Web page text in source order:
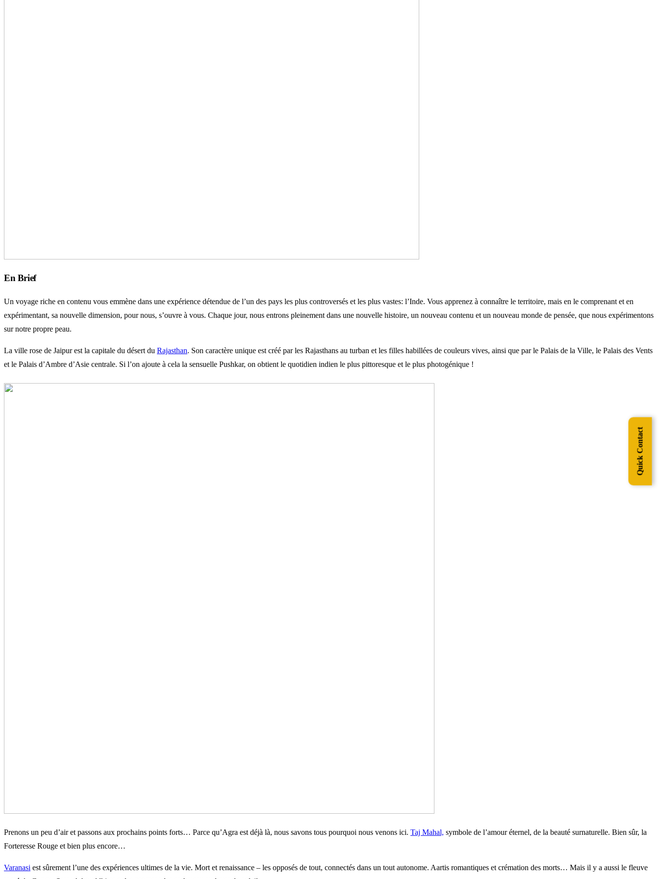
En Brief
Un voyage riche en contenu vous emmène dans une expérience détendue de l’un des pays les plus controversés et les plus vastes: l’Inde. Vous apprenez à connaître le territoire, mais en le comprenant et en
expérimentant, sa nouvelle dimension, pour nous, s’ouvre à vous. Chaque jour, nous entrons pleinement dans une nouvelle histoire, un nouveau contenu et un nouveau monde de pensée, que nous expérimentons
sur notre propre peau.
La ville rose de Jaipur est la capitale du désert du Rajasthan. Son caractère unique est créé par les Rajasthans au turban et les filles habillées de couleurs vives, ainsi que par le Palais de la Ville, le Palais des Vents
et le Palais d’Ambre d’Asie centrale. Si l’on ajoute à cela la sensuelle Pushkar, on obtient le quotidien indien le plus pittoresque et le plus photogénique !
Prenons un peu d’air et passons aux prochains points forts… Parce qu’Agra est déjà là, nous savons tous pourquoi nous venons ici. Taj Mahal, symbole de l’amour éternel, de la beauté surnaturelle. Bien sûr, la
Forteresse Rouge et bien plus encore…
Varanasi est sûrement l’une des expériences ultimes de la vie. Mort et renaissance – les opposés de tout, connectés dans un tout autonome. Aartis romantiques et crémation des morts… Mais il y a aussi le fleuve
Quick Contact